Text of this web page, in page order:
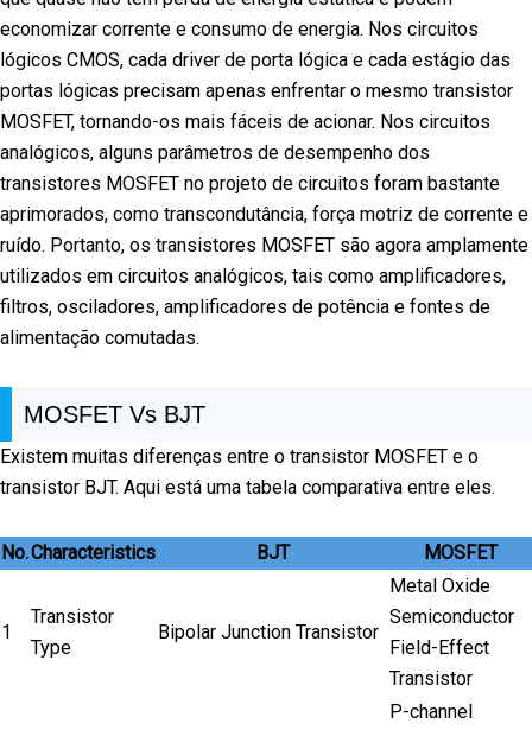
economizar corrente e consumo de energia. Nos circuitos
lógicos CMOS, cada driver de porta lógica e cada estágio das
portas lógicas precisam apenas enfrentar o mesmo transistor
MOSFET, tornando-os mais fáceis de acionar. Nos circuitos
analógicos, alguns parâmetros de desempenho dos
transistores MOSFET no projeto de circuitos foram bastante
aprimorados, como transcondutância, força motriz de corrente e
ruído. Portanto, os transistores MOSFET são agora amplamente
utilizados em circuitos analógicos, tais como amplificadores,
filtros, osciladores, amplificadores de potência e fontes de
alimentação comutadas.
MOSFET Vs BJT
Existem muitas diferenças entre o transistor MOSFET e o
transistor BJT. Aqui está uma tabela comparativa entre eles.
No.Characteristics BJT MOSFET
1
Transistor
Type
Bipolar Junction Transistor
Metal Oxide
Semiconductor
Field-Effect
Transistor
P-channel